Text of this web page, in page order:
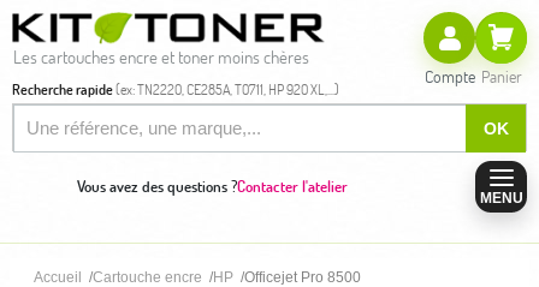
Les cartouches encre et toner moins chères
Recherche rapide(ex: TN2220, CE285A, T0711, HP 920 XL,...)
OK
Compte Panier
Vous avez des questions ?Contacter l'atelier
MENU
Accueil Cartouche encre HP Officejet Pro 8500